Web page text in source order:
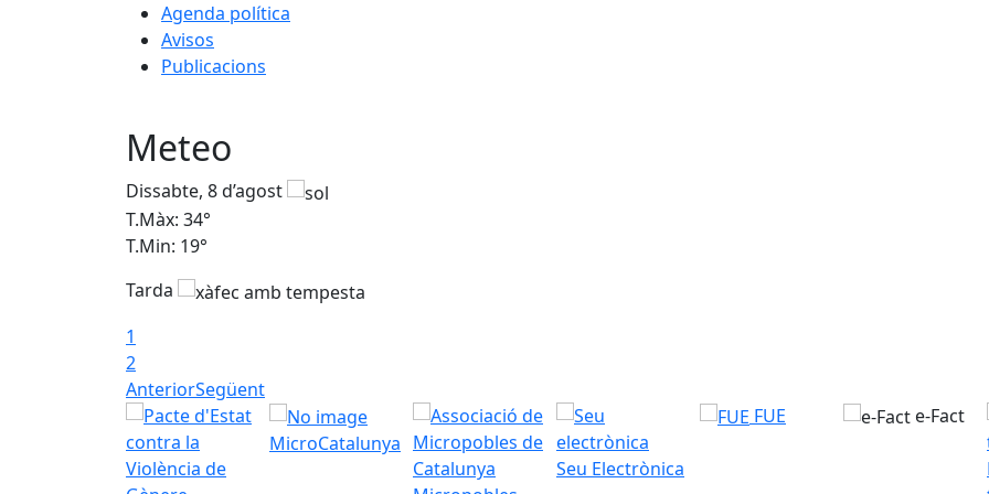
Agenda política
Avisos
Publicacions
Meteo
Dissabte, 8 d’agost
T.Màx: 34°
T.Min: 19°
Tarda
1
2
AnteriorSegüent
MicroCatalunya
Seu Electrònica
FUE e-Fact